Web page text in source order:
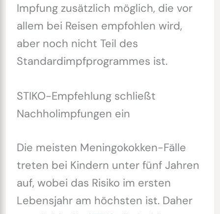
Impfung zusätzlich möglich, die vor
allem bei Reisen empfohlen wird,
aber noch nicht Teil des
Standardimpfprogrammes ist.
STIKO-Empfehlung schließt
Nachholimpfungen ein
Die meisten Meningokokken-Fälle
treten bei Kindern unter fünf Jahren
auf, wobei das Risiko im ersten
Lebensjahr am höchsten ist. Daher